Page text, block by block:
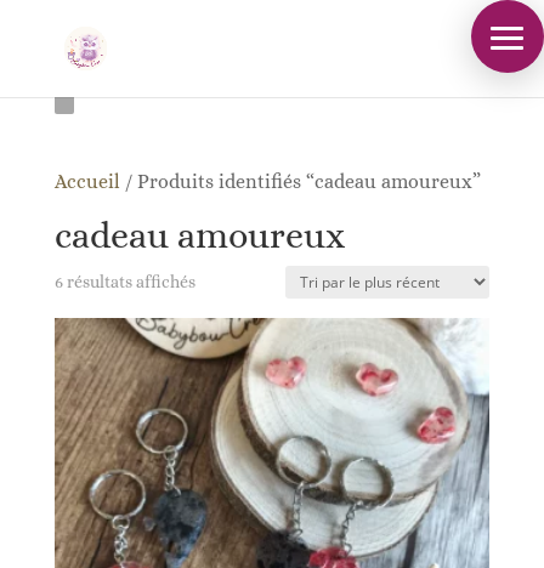
Accueil / Produits identifiés “cadeau amoureux”
cadeau amoureux
6 résultats affichésTrié
plus
récent
au
plus
ancien